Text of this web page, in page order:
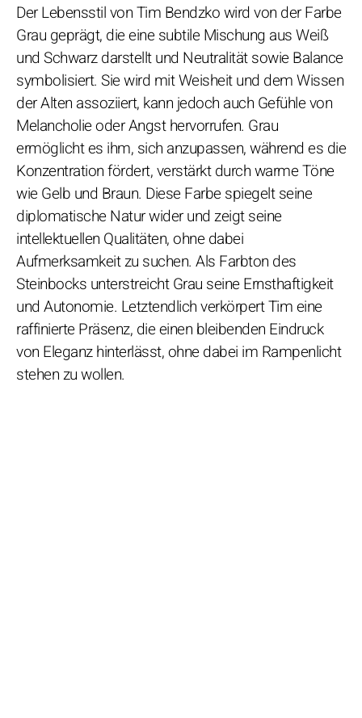
Der Lebensstil von Tim Bendzko wird von der Farbe
Grau geprägt, die eine subtile Mischung aus Weiß
und Schwarz darstellt und Neutralität sowie Balance
symbolisiert. Sie wird mit Weisheit und dem Wissen
der Alten assoziiert, kann jedoch auch Gefühle von
Melancholie oder Angst hervorrufen. Grau
ermöglicht es ihm, sich anzupassen, während es die
Konzentration fördert, verstärkt durch warme Töne
wie Gelb und Braun. Diese Farbe spiegelt seine
diplomatische Natur wider und zeigt seine
intellektuellen Qualitäten, ohne dabei
Aufmerksamkeit zu suchen. Als Farbton des
Steinbocks unterstreicht Grau seine Ernsthaftigkeit
und Autonomie. Letztendlich verkörpert Tim eine
raffinierte Präsenz, die einen bleibenden Eindruck
von Eleganz hinterlässt, ohne dabei im Rampenlicht
stehen zu wollen.